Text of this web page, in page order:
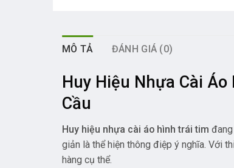
MÔ TẢ ĐÁNH GIÁ (0)
Huy Hiệu Nhựa Cài
Cầu
Huy hiệu nhựa cài áo hình trái tim
giản là thể hiện thông điệp ý nghĩa. Với
hàng cụ thể.